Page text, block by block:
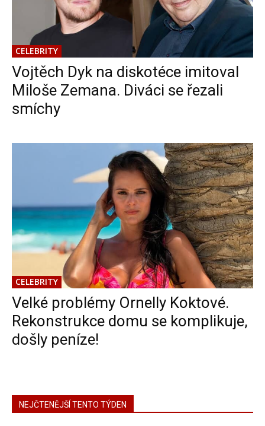
CELEBRITY
Vojtěch Dyk na diskotéce imitoval
Miloše Zemana. Diváci se řezali
smíchy
CELEBRITY
Velké problémy Ornelly Koktové.
Rekonstrukce domu se komplikuje,
došly peníze!
NEJČTENĚJŠÍ TENTO TÝDEN